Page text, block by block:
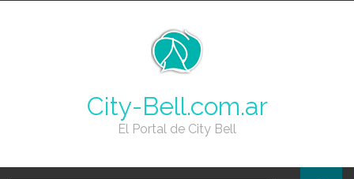
City-Bell.com.ar
El Portal de City Bell